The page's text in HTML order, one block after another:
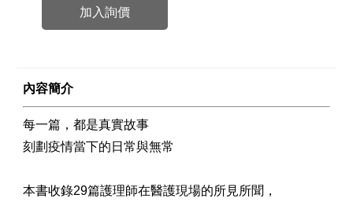
加入詢價
內容簡介
每一篇，都是真實故事
刻劃疫情當下的日常與無常
本書收錄29篇護理師在醫護現場的所見所聞，